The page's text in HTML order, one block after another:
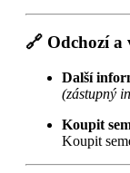
🔗 Odchozí
Další
(zástupný
Koupit
Koupit